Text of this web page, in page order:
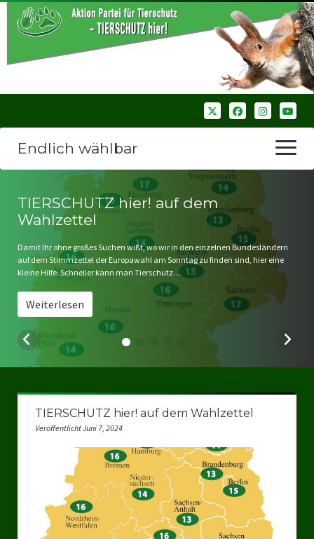
Endlich wählbar
Menü
öffnen
Wir über uns
Unsere Verbände
Bezirksverbände
Bezirksverband Ruhrparlamenrt
Bezirksverband Mettmann
Kreisverbände
Kreisverband Neuss
Kreisverband Erkrath
Kreisverband Solingen
Kreisverband Duisburg
TIERSCHUTZ hier! auf dem
Wahlzettel
Damit Ihr ohne großes Suchen wißt, wo wir in den einzelnen Bundesländern
auf dem Stimmzettel der Europawahl am Sonntag zu finden sind, hier eine
kleine Hilfe. Schneller kann man Tierschutz…
Weiterlesen
TIERSCHUTZ hier! auf dem Wahlzettel
Veröffentlicht Juni 7, 2024